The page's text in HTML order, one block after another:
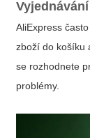
AliExpress
zboží do košíku
se rozhodnete
problémy.